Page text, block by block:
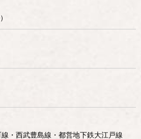
・西武豊島線・都営地下鉄大江戸線